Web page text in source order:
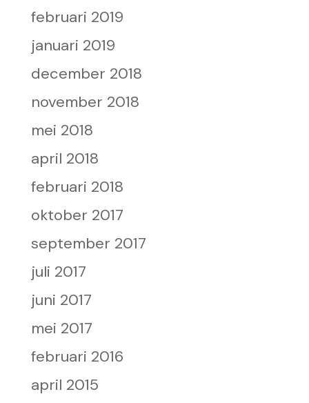
februari 2019
januari 2019
december 2018
november 2018
mei 2018
april 2018
februari 2018
oktober 2017
september 2017
juli 2017
juni 2017
mei 2017
februari 2016
april 2015